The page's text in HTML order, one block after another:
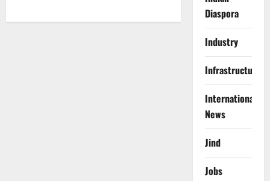
Diaspora
Industry
Infrastructure
International
News
Jind
Jobs